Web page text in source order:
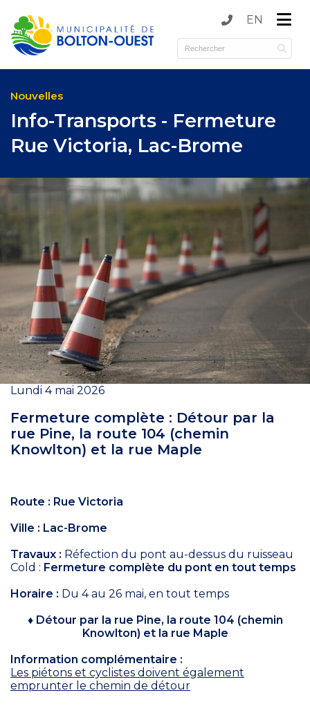
(Municipalité )
(Services )
EN
Nouvelles
Info-Transports - Fermeture
Rue Victoria, Lac-Brome
Lundi 4 mai 2026
Fermeture complète : Détour par la
rue Pine, la route 104 (chemin
Knowlton) et la rue Maple
Route : Rue Victoria
Ville : Lac-Brome
Travaux : Réfection du pont au-dessus du ruisseau
Cold : Fermeture complète du pont en tout temps
Horaire : Du 4 au 26 mai, en tout temps
♦ Détour par la rue Pine, la route 104 (chemin
Knowlton) et la rue Maple
Information complémentaire :
Les piétons et cyclistes doivent également
emprunter le chemin de détour